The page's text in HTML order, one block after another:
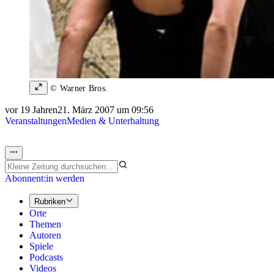
© Warner Bros.
vor 19 Jahren21. März 2007 um 09:56
VeranstaltungenMedien & Unterhaltung
Abonnent:in werden
Rubriken
Orte
Themen
Autoren
Spiele
Podcasts
Videos